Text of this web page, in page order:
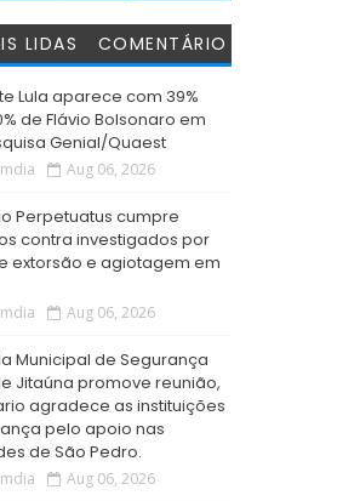
LIDAS COMENTÁRIO
Lula aparece com 39%
de Flávio Bolsonaro em
Genial/Quaest
Aug 06, 2026
Perpetuatus cumpre
contra investigados por
extorsão e agiotagem em
Aug 06, 2026
Municipal de Segurança
Jitaúna promove reunião,
agradece as instituições
pelo apoio nas
de São Pedro.
Aug 06, 2026